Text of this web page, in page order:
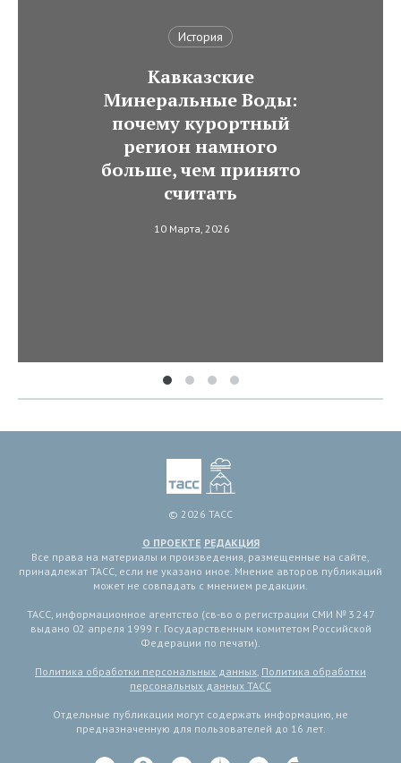
История
Кавказские
Минеральные Воды:
почему курортный
регион намного
больше, чем принято
считать
10 Марта, 2026
© 2026 ТАСС
О ПРОЕКТЕ РЕДАКЦИЯ
Все права на материалы и произведения, размещенные на сайте,
принадлежат ТАСС, если не указано иное. Мнение авторов публикаций
может не совпадать с мнением редакции.
ТАСС, информационное агентство (св-во о регистрации СМИ № 3 247
выдано 02 апреля 1999 г. Государственным комитетом Российской
Федерации по печати).
Политика обработки персональных данных, Политика обработки
персональных данных ТАСС
Отдельные публикации могут содержать информацию, не
предназначенную для пользователей до 16 лет.